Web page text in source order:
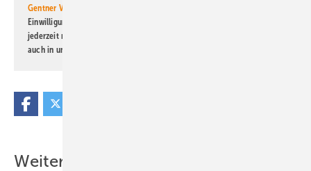
Gentner Verlag GmbH & Co. KG
Einwilligung kann ich jederzeit widerrufen und eine Abmeldung ist
jederzeit möglich. Informationen zum Umgang mit Daten finden Sie
auch in unserer
Weitere Inhalte